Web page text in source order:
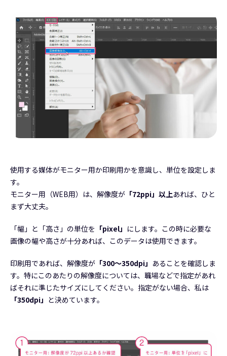
使用する媒体がモニター用か印刷用かを意識し、単位を設定しま
す。
モニター用（WEB用）は、解像度が 「72ppi」以上あれば、ひと
まず大丈夫。
「幅」と「高さ」の単位を 「pixel」 にします。この時に必要な
画像の幅や高さが十分あれば、このデータは使用できます。
印刷用であれば、解像度が 「300～350dpi」 あることを確認しま
す。特にこのあたりの解像度については、職場などで指定があれ
ばそれに準じたサイズにしてください。指定がない場合、私は
「350dpi」 と決めています。